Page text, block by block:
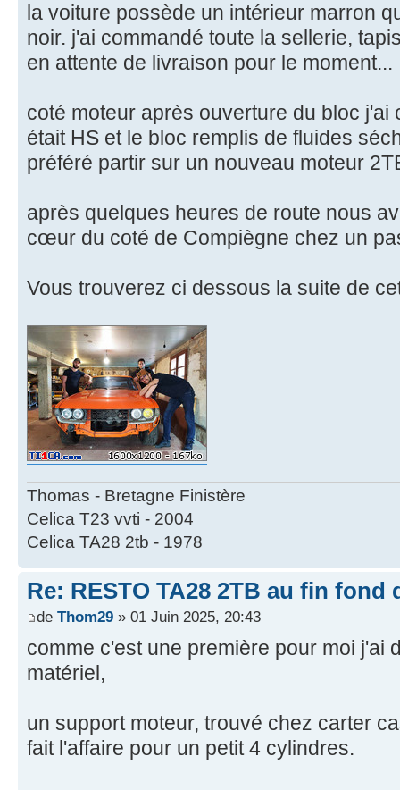
la voiture possède un intérieur marron
noir. j'ai commandé toute la sellerie,
en attente de livraison pour le moment...
coté moteur après ouverture du bloc j'ai
était HS et le bloc remplis de fluides
préféré partir sur un nouveau moteur
après quelques heures de route nous
cœur du coté de Compiègne chez un
Vous trouverez ci dessous la suite de
Thomas - Bretagne Finistère
Celica T23 vvti - 2004
Celica TA28 2tb - 1978
Re: RESTO TA28 2TB au fin fond
de Thom29 » 01 Juin 2025, 20:43
comme c'est une première pour moi j'ai
matériel,
un support moteur, trouvé chez carter
fait l'affaire pour un petit 4 cylindres.